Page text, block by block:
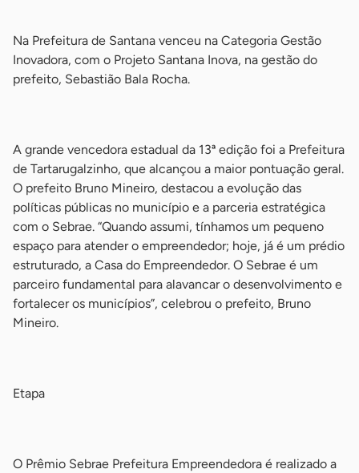
Na Prefeitura de Santana venceu na Categoria Gestão
Inovadora, com o Projeto Santana Inova, na gestão do
prefeito, Sebastião Bala Rocha.
A grande vencedora estadual da 13ª edição foi a Prefeitura
de Tartarugalzinho, que alcançou a maior pontuação geral.
O prefeito Bruno Mineiro, destacou a evolução das
políticas públicas no município e a parceria estratégica
com o Sebrae. “Quando assumi, tínhamos um pequeno
espaço para atender o empreendedor; hoje, já é um prédio
estruturado, a Casa do Empreendedor. O Sebrae é um
parceiro fundamental para alavancar o desenvolvimento e
fortalecer os municípios”, celebrou o prefeito, Bruno
Mineiro.
Etapa
O Prêmio Sebrae Prefeitura Empreendedora é realizado a